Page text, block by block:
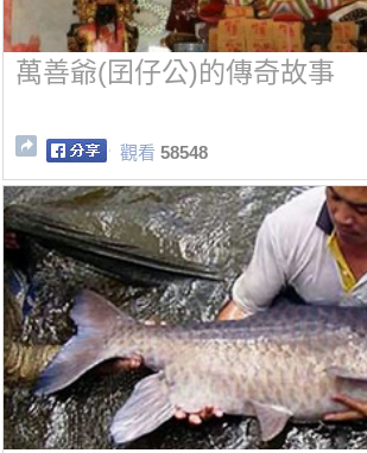
萬善爺(囝仔公)的傳奇故事
觀看 58548